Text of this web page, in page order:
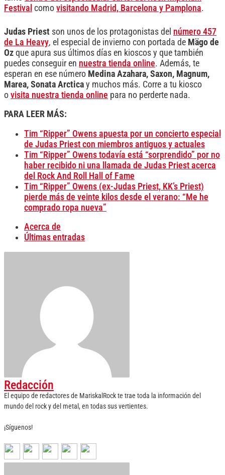
Festival como visitando Madrid, Barcelona y Pamplona.
Judas Priest son unos de los protagonistas del número 457
de La Heavy, el especial de invierno con portada de Mägo de
Oz que apura sus últimos días en kioscos y que también
puedes conseguir en nuestra tienda online. Además, te
esperan en ese número Medina Azahara, Saxon, Magnum,
Marea, Sonata Arctica y muchos más. Corre a tu kiosco
o visita nuestra tienda online para no perderte nada.
PARA LEER MÁS:
Tim “Ripper” Owens apuesta por un concierto especial
de Judas Priest con miembros antiguos y actuales
Tim “Ripper” Owens todavía está “sorprendido” por no
haber recibido ni una llamada de Judas Priest acerca
del Rock And Roll Hall of Fame
Tim “Ripper” Owens (ex-Judas Priest, KK’s Priest)
pierde más de veinte kilos desde el verano: “Me he
comprado ropa nueva”
Acerca de
Últimas entradas
Redacción
El equipo de redactores de MariskalRock te trae toda la información del
mundo del rock y del metal, en todas sus vertientes.
¡Síguenos!